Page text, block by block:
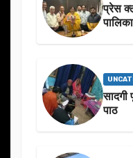
प्रेस
सादगी
पाठ